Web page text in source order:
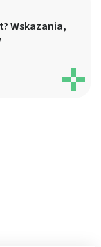
Wskazania,